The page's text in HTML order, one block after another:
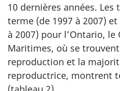
10 dernières années. Les
terme (de 1997 à 2007)
à 2007) pour l’Ontario, le
Maritimes, où se
reproduction et la
reproductrice, montrent